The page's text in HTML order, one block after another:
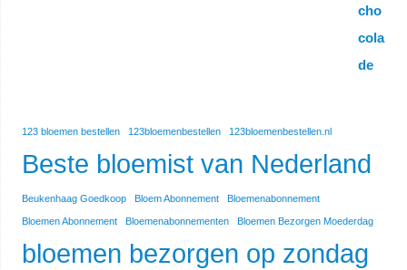
123 bloemen bestellen 123bloemenbestellen 123bloemenbestellen.nl
Beste bloemist van Nederland
Beukenhaag Goedkoop Bloem Abonnement Bloemenabonnement
Bloemen Abonnement Bloemenabonnementen Bloemen Bezorgen Moederdag
bloemen bezorgen op zondag